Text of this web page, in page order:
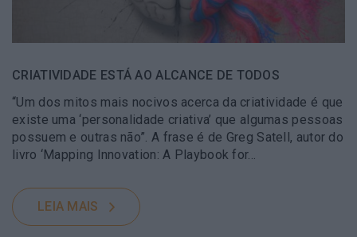
CRIATIVIDADE ESTÁ AO ALCANCE DE TODOS
“Um dos mitos mais nocivos acerca da criatividade é que
existe uma ‘personalidade criativa’ que algumas pessoas
possuem e outras não”. A frase é de Greg Satell, autor do
livro ‘Mapping Innovation: A Playbook for…
LEIA MAIS